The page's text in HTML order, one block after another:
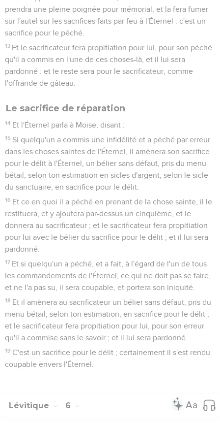
prendra une pleine poignée pour mémorial, et la fera fumer
sur l'autel sur les sacrifices faits par feu à l'Éternel : c'est un
sacrifice pour le péché.
13 Et le sacrificateur fera propitiation pour lui, pour son péché
qu'il a commis en l'une de ces choses-là, et il lui sera
pardonné : et le reste sera pour le sacrificateur, comme
l'offrande de gâteau.
Le sacrifice de réparation
14 Et l'Éternel parla à Moïse, disant :
15 Si quelqu'un a commis une infidélité et a péché par erreur
dans les choses saintes de l'Éternel, il amènera son sacrifice
pour le délit à l'Éternel, un bélier sans défaut, pris du menu
bétail, selon ton estimation en sicles d'argent, selon le sicle
du sanctuaire, en sacrifice pour le délit.
16 Et ce en quoi il a péché en prenant de la chose sainte, il le
restituera, et y ajoutera par-dessus un cinquième, et le
donnera au sacrificateur ; et le sacrificateur fera propitiation
pour lui avec le bélier du sacrifice pour le délit ; et il lui sera
pardonné.
17 Et si quelqu'un a péché, et a fait, à l'égard de l'un de tous
les commandements de l'Éternel, ce qui ne doit pas se faire,
et ne l'a pas su, il sera coupable, et portera son iniquité.
18 Et il amènera au sacrificateur un bélier sans défaut, pris du
menu bétail, selon ton estimation, en sacrifice pour le délit ;
et le sacrificateur fera propitiation pour lui, pour son erreur
qu'il a commise sans le savoir ; et il lui sera pardonné.
19 C'est un sacrifice pour le délit ; certainement il s'est rendu
coupable envers l'Éternel.
Lévitique 6